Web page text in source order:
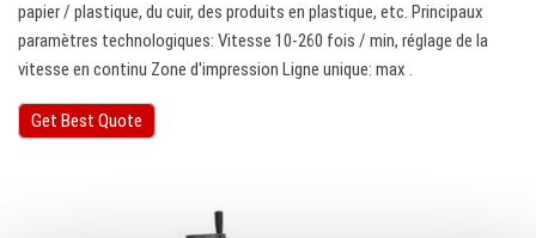
papier / plastique, du cuir, des produits en plastique, etc. Principaux
paramètres technologiques: Vitesse 10-260 fois / min, réglage de la
vitesse en continu Zone d'impression Ligne unique: max .
Get Best Quote